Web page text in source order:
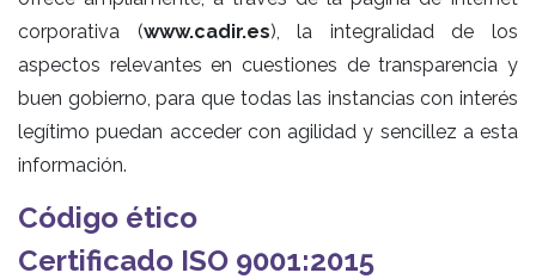
corporativa (www.cadir.es), la integralidad de los
aspectos relevantes en cuestiones de transparencia y
buen gobierno, para que todas las instancias con interés
legítimo puedan acceder con agilidad y sencillez a esta
información.
Código ético
Certificado ISO 9001:2015